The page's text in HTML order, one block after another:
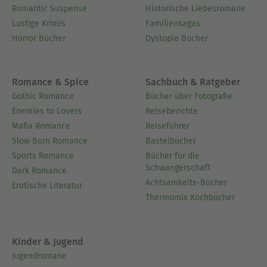
Romantic Suspense
Lustige Krimis
Horror Bücher
Historische Liebesromane
Familiensagas
Dystopie Bücher
Romance & Spice
Gothic Romance
Enemies to Lovers
Mafia Romance
Slow Burn Romance
Sports Romance
Dark Romance
Erotische Literatur
Sachbuch & Ratgeber
Bücher über Fotografie
Reiseberichte
Reiseführer
Bastelbücher
Bücher für die
Schwangerschaft
Achtsamkeits-Bücher
Thermomix Kochbücher
Kinder & Jugend
Jugendromane